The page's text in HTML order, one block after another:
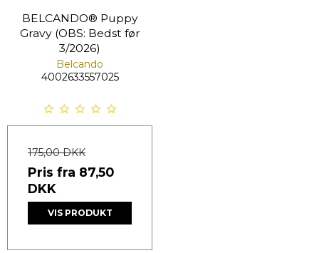
BELCANDO® Puppy
Gravy (OBS: Bedst før
3/2026)
Belcando
4002633557025
175,00 DKK
Pris fra 87,50
DKK
VIS PRODUKT